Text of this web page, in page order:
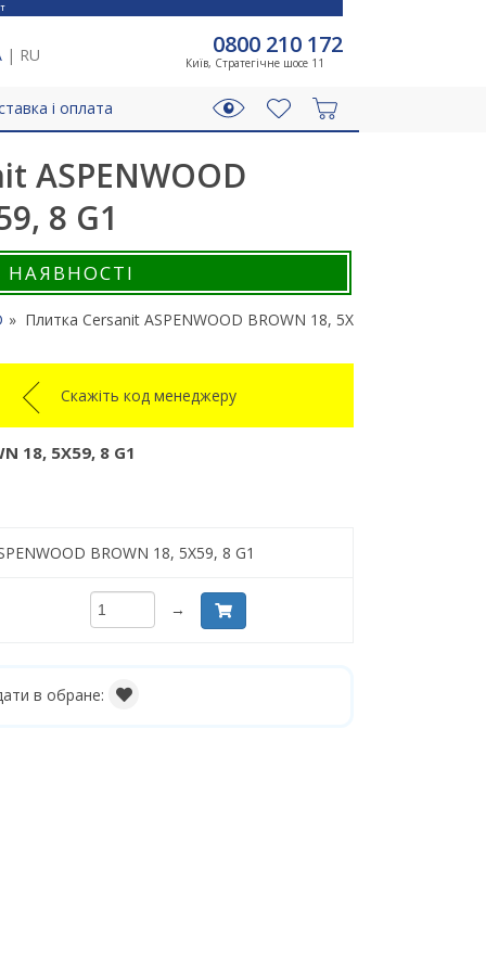
| RU 0800 210 172
Київ, Стратегічне шосе 11
і оплата
ASPENWOOD
8 G1
НАЯВНОСТІ
Плитка Cersanit ASPENWOOD BROWN 18, 5X59, 8 G1
Скажіть код менеджеру
18, 5X59, 8 G1
BROWN 18, 5X59, 8 G1
→
в обране: